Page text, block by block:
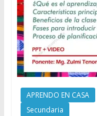
APRENDO EN CASA
Secundaria